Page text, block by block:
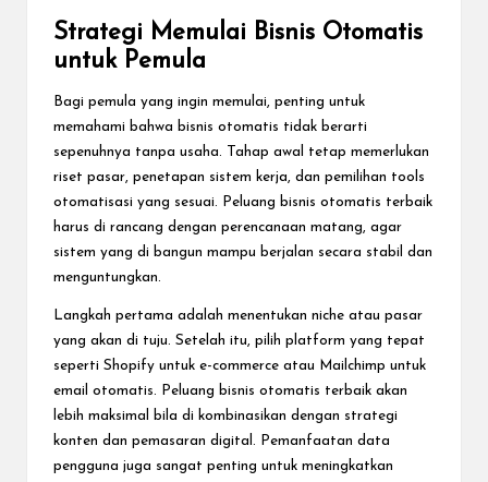
Strategi Memulai Bisnis Otomatis
untuk Pemula
Bagi pemula yang ingin memulai, penting untuk
memahami bahwa bisnis otomatis tidak berarti
sepenuhnya tanpa usaha. Tahap awal tetap memerlukan
riset pasar, penetapan sistem kerja, dan pemilihan tools
otomatisasi yang sesuai. Peluang bisnis otomatis terbaik
harus di rancang dengan perencanaan matang, agar
sistem yang di bangun mampu berjalan secara stabil dan
menguntungkan.
Langkah pertama adalah menentukan niche atau pasar
yang akan di tuju. Setelah itu, pilih platform yang tepat
seperti Shopify untuk e-commerce atau Mailchimp untuk
email otomatis. Peluang bisnis otomatis terbaik akan
lebih maksimal bila di kombinasikan dengan strategi
konten dan pemasaran digital. Pemanfaatan data
pengguna juga sangat penting untuk meningkatkan